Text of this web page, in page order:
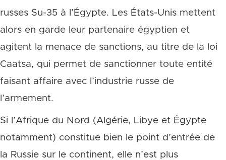
russes Su-35 à l’Égypte. Les États-Unis mettent
alors en garde leur partenaire égyptien et
agitent la menace de sanctions, au titre de la loi
Caatsa, qui permet de sanctionner toute entité
faisant affaire avec l’industrie russe de
l’armement.
Si l’Afrique du Nord (Algérie, Libye et Égypte
notamment) constitue bien le point d’entrée de
la Russie sur le continent, elle n’est plus